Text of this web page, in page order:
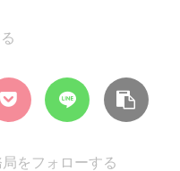
をフォローする